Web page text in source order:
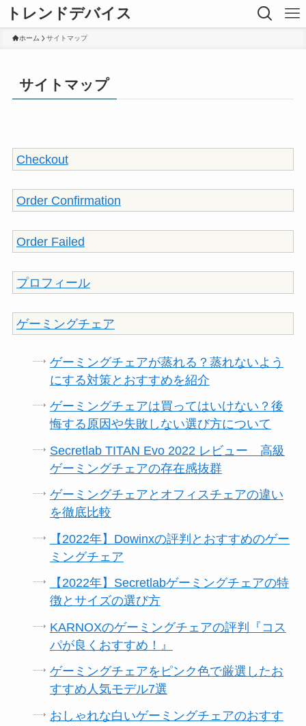
トレンドデバイス
ホーム サイトマップ
サイトマップ
Checkout
Order Confirmation
Order Failed
プロフィール
ゲーミングチェア
ゲーミングチェアが蒸れる？蒸れないよう
にする対策とおすすめを紹介
ゲーミングチェアは買ってはいけない？後
悔する原因や失敗しない選び方について
Secretlab TITAN Evo 2022 レビュー 高級
ゲーミングチェアの存在感抜群
ゲーミングチェアとオフィスチェアの違い
を徹底比較
【2022年】Dowinxの評判とおすすめのゲー
ミングチェア
【2022年】Secretlabゲーミングチェアの特
徴とサイズの選び方
KARNOXのゲーミングチェアの評判『コス
パが良くおすすめ！』
ゲーミングチェアをピンク色で厳選したお
すすめ人気モデル7選
おしゃれな白いゲーミングチェアのおすす